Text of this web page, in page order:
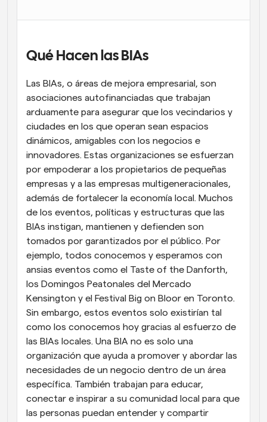
impulsadas por IA
Flujos de trabajo
Blog
actualizaciones
Reúnete con clientes en minutos
Enlaces de Grupo Dinámico
Reserva reuniones de forma fluida con varias personas
Webhooks
Recibe notificaciones cuando ocurra algo
Qué Hacen las BIAs
Las BIAs, o áreas de mejora empresarial, son
asociaciones autofinanciadas que trabajan
arduamente para asegurar que los vecindarios y
ciudades en los que operan sean espacios
dinámicos, amigables con los negocios e
innovadores. Estas organizaciones se esfuerzan
por empoderar a los propietarios de pequeñas
empresas y a las empresas multigeneracionales,
además de fortalecer la economía local. Muchos
de los eventos, políticas y estructuras que las
BIAs instigan, mantienen y defienden son
tomados por garantizados por el público. Por
ejemplo, todos conocemos y esperamos con
ansias eventos como el Taste of the Danforth,
los Domingos Peatonales del Mercado
Kensington y el Festival Big on Bloor en Toronto.
Sin embargo, estos eventos solo existirían tal
como los conocemos hoy gracias al esfuerzo de
las BIAs locales. Una BIA no es solo una
organización que ayuda a promover y abordar las
necesidades de un negocio dentro de un área
específica. También trabajan para educar,
conectar e inspirar a su comunidad local para que
las personas puedan entender y compartir